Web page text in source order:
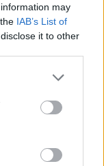
may
IAB’s List of
it to other
loja no